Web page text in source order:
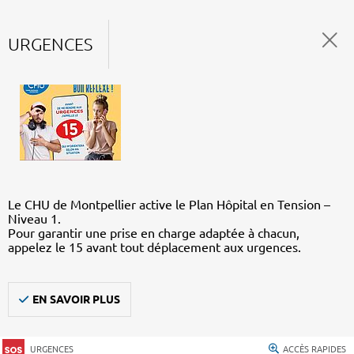
URGENCES
Le CHU de Montpellier active le Plan Hôpital en Tension –
Niveau 1.
Pour garantir une prise en charge adaptée à chacun,
appelez le 15 avant tout déplacement aux urgences.
EN SAVOIR PLUS
URGENCES ACCÈS RAPIDES